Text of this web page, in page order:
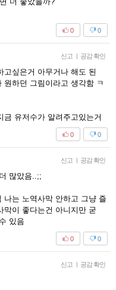
0
0
신고 | 공감 확인
고싶은거 아무거나 해도 된
하던 그림이라고 생각함 ㅋ
유저수가 알려주고있는거
0
0
신고 | 공감 확인
많았음..;;
나는 노역사막 안하고 그냥 즐
막이 좋다는건 아니지만 굳
있음
0
0
신고 | 공감 확인